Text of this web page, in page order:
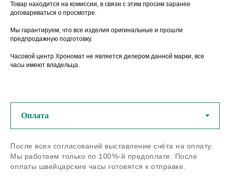
Товар находится на комиссии, в связи с этим просим заранее
договариваться о просмотре.
Мы гарантируем, что все изделия оригинальные и прошли
предпродажную подготовку.
Часовой центр Хрономат не является дилером данной марки, все
часы имеют владельца.
После всех согласований выставление счёта на оплату.
Мы работаем только по 100%-й предоплате. После
оплаты швейцарские часы готовятся к отправке.
оригинальные швейцарские
часы из любого региона РФ
Если остались вопросы - задайте
нам их по телефону или в